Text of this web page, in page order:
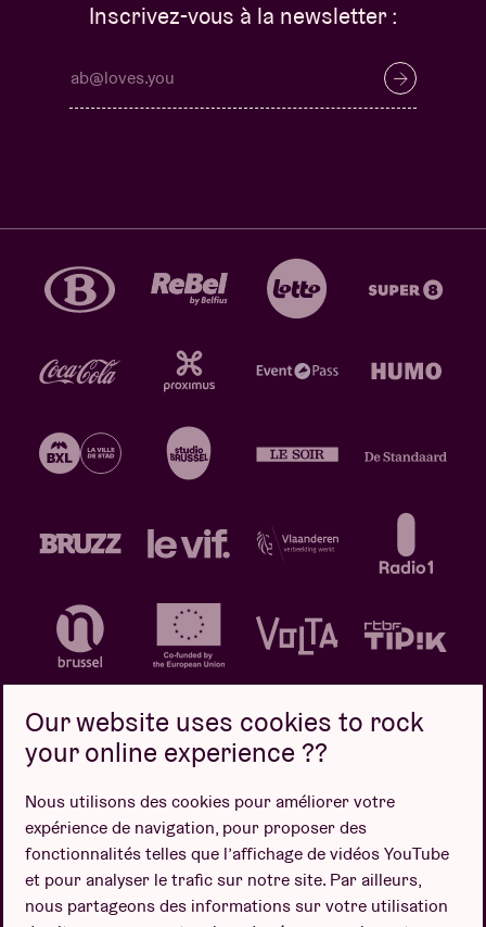
Inscrivez-vous à la newsletter :
Politique de confidentialité
Politique de cookies
Conditions de vente
Design par
Our website uses cookies to rock
your online experience ??
Nous utilisons des cookies pour améliorer votre
expérience de navigation, pour proposer des
fonctionnalités telles que l’affichage de vidéos YouTube
et pour analyser le trafic sur notre site. Par ailleurs,
nous partageons des informations sur votre utilisation